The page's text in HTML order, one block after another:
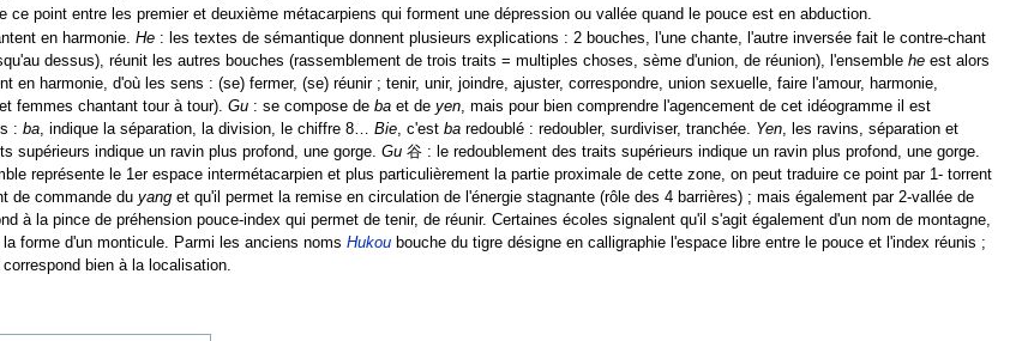
ce point entre les premier et deuxième métacarpiens qui forment une dépression ou vallée quand le pouce est en abduction.
en harmonie.He : les textes de sémantique donnent plusieurs explications : 2 bouches, l'une chante, l'autre inversée fait le contre-chant
dessus), réunit les autres bouches (rassemblement de trois traits = multiples choses, sème d'union, de réunion), l'ensemblehe est alors
en harmonie, d'où les sens : (se) fermer, (se) réunir ; tenir, unir, joindre, ajuster, correspondre, union sexuelle, faire l'amour, harmonie,
femmes chantant tour à tour).Gu : se compose deba et deyen , mais pour bien comprendre l'agencement de cet idéogramme il est
:ba , indique la séparation, la division, le chiffre 8…Bie , c'estba redoublé : redoubler, surdiviser, tranchée. Yen , les ravins, séparation et
supérieurs indique un ravin plus profond, une gorge.Gu 谷 : le redoublement des traits supérieurs indique un ravin plus profond, une gorge.
représente le 1er espace intermétacarpien et plus particulièrement la partie proximale de cette zone, on peut traduire ce point par 1- torrent
de commande duyang et qu'il permet la remise en circulation de l'énergie stagnante (rôle des 4 barrières) ; mais également par 2-vallée de
à la pince de préhension pouce-index qui permet de tenir, de réunir. Certaines écoles signalent qu'il s'agit également d'un nom de montagne,
forme d'un monticule. Parmi les anciens nomsHukou bouche du tigre désigne en calligraphie l'espace libre entre le pouce et l'index réunis ;
bien à la localisation.